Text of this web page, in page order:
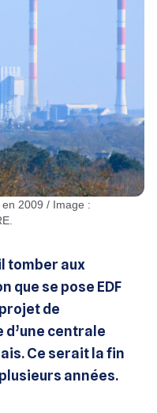
tomber aux
que se pose EDF
de
centrale
Ce serait la fin
années.